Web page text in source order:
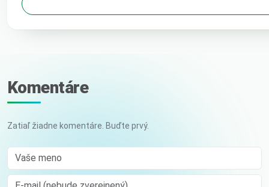
Komentáre
Zatiaľ žiadne komentáre. Buďte prvý.
Vaše meno
E-mail (nebude zverejnený)